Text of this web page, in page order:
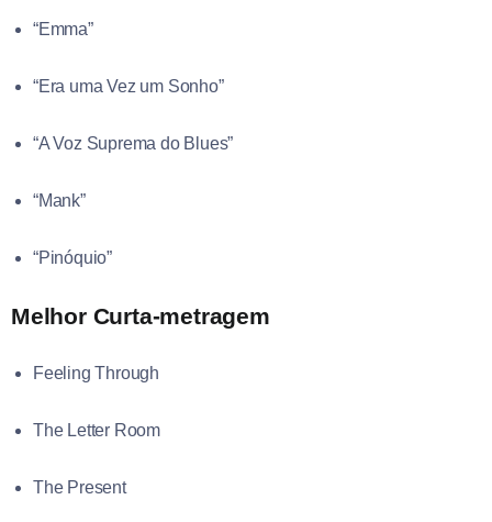
“Emma”
“Era uma Vez um Sonho”
“A Voz Suprema do Blues”
“Mank”
“Pinóquio”
Melhor Curta-metragem
Feeling Through
The Letter Room
The Present